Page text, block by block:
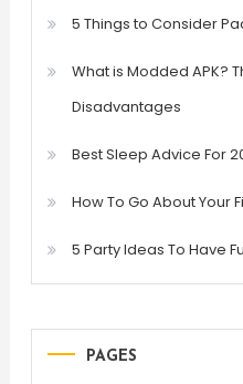
5 Things to Consider
What is Modded APK?
Disadvantages
Best Sleep Advice For
How To Go About Your
5 Party Ideas To Have
PAGES